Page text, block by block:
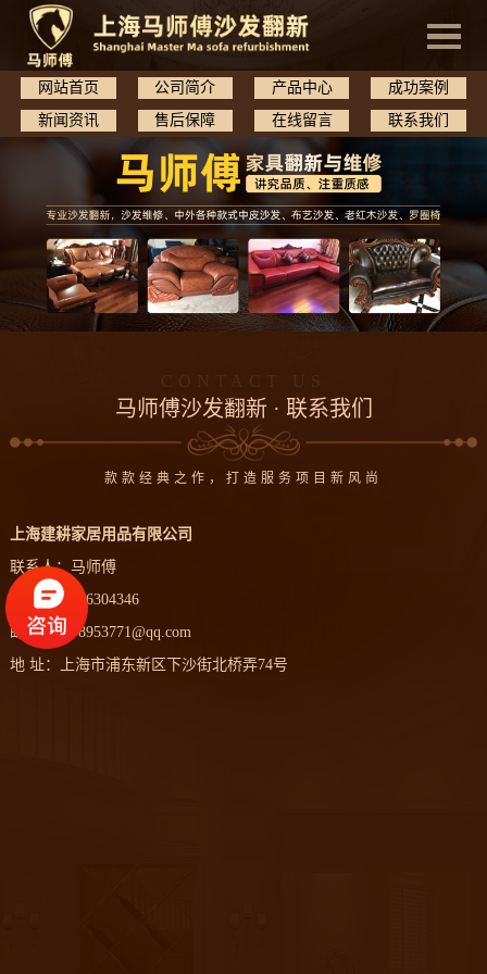
网站首页 公司简介 产品中心
成功案例
新闻资讯
售后保障 在线留言 联系我们
马师傅沙发翻新 · 联系我们
款款经典之作，打造服务项目新风尚
上海建耕家居用品有限公司
联系人：马师傅
手机：13916304346
邮箱：1178953771@qq.com
地 址：上海市浦东新区下沙街北桥弄74号